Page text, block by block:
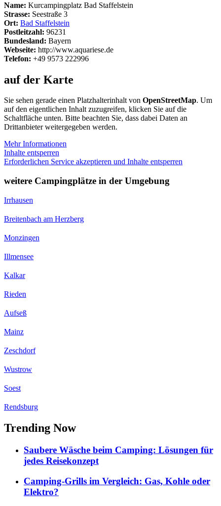
Name: Kurcampingplatz Bad Staffelstein
Strasse: Seestraße 3
Ort: Bad Staffelstein
Postleitzahl: 96231
Bundesland: Bayern
Webseite: http://www.aquariese.de
Telefon: +49 9573 222996
auf der Karte
Sie sehen gerade einen Platzhalterinhalt von OpenStreetMap. Um
auf den eigentlichen Inhalt zuzugreifen, klicken Sie auf die
Schaltfläche unten. Bitte beachten Sie, dass dabei Daten an
Drittanbieter weitergegeben werden.
Mehr Informationen
Inhalte entsperren
Erforderlichen Service akzeptieren und Inhalte entsperren
weitere Campingplätze in der Umgebung
Irrhausen
Breitenbach am Herzberg
Monzingen
Illmensee
Kalkar
Rieden
Aufseß
Mainz
Zeschdorf
Wustrow
Soest
Rendsburg
Trending Now
Saubere Wäsche beim Camping: Lösungen für
jedes Reisekonzept
Camping-Grills im Vergleich: Gas, Kohle oder
Elektro?